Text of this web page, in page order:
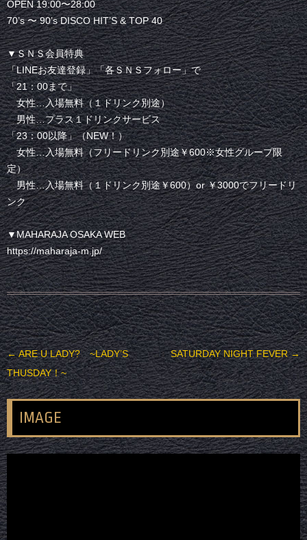
OPEN 19:00〜28:00
70’s 〜 90’s DISCO HIT’S & TOP 40
▼ＳＮＳ会員特典
「LINEお友達登録」「各ＳＮＳフォロー」で
「21：00まで」
女性…入場無料（１ドリンク別途）
男性…プラス１ドリンクサービス
「23：00以降」（NEW！）
女性…入場無料（フリードリンク別途￥600※女性グループ限
定）
男性…入場無料（１ドリンク別途￥600）or ￥3000でフリードリ
ンク
▼MAHARAJA OSAKA WEB
https://maharaja-m.jp/
投稿ナビゲーション
←ARE U LADY? ~LADY’S
THUSDAY！~
SATURDAY NIGHT FEVER→
IMAGE